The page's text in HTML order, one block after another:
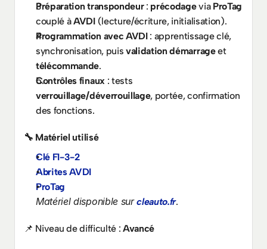
Préparation transpondeur : précodage via ProTag
couplé à AVDI (lecture/écriture, initialisation).
Programmation avec AVDI : apprentissage clé,
synchronisation, puis validation démarrage
et
télécommande.
Contrôles finaux
verrouillage/déverrouillage, portée, confirmation
des fonctions.
🔧 Matériel utilisé
Clé FI-3-2
Abrites AVDI
ProTag
Matériel disponible sur cleauto.fr.
📌 Niveau de difficulté : Avancé